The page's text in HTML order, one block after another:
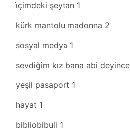
i̇çimdeki şeytan 1
kürk mantolu madonna 2
sosyal medya 1
sevdiğim kız bana abi deyince
yeşil pasaport 1
hayat 1
bibliobibuli 1